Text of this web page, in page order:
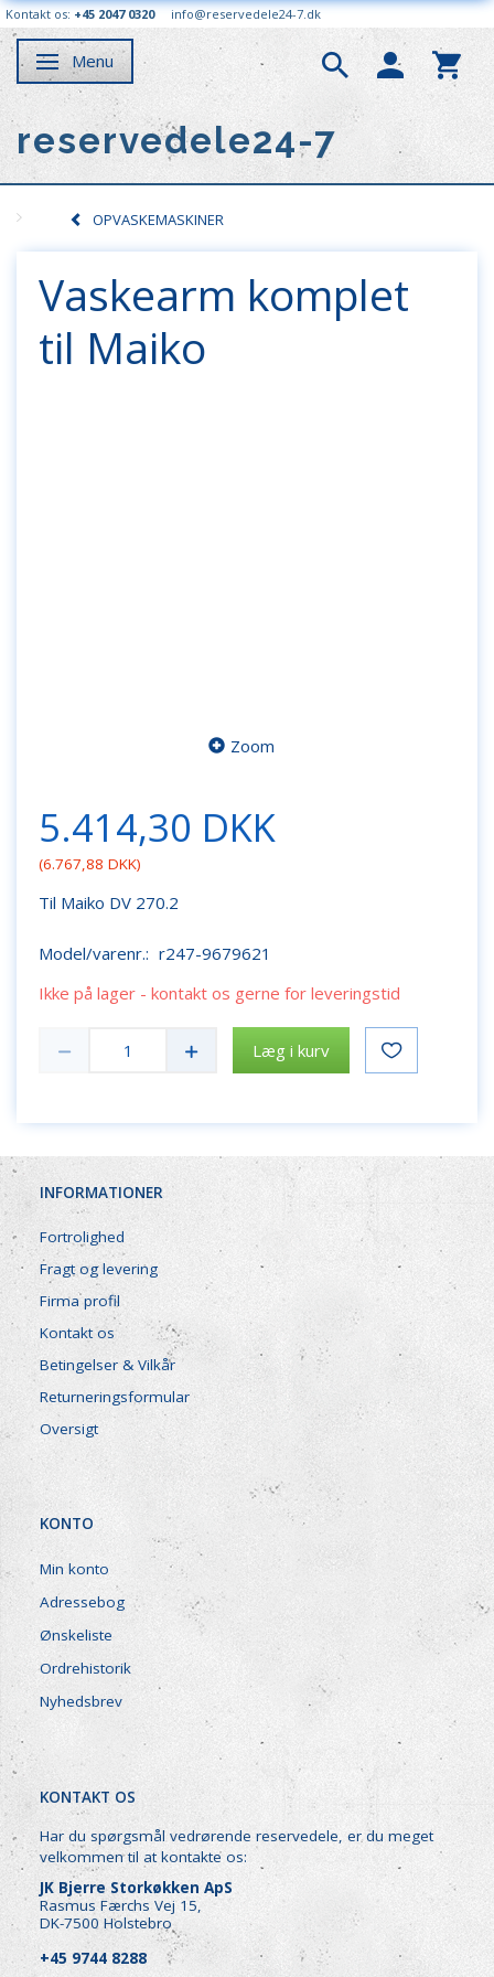
Kontakt os: +45 2047 0320 info@reservedele24-7.dk
Skifte navigation
Menu
reservedele24-7
OPVASKEMASKINER
Vaskearm komplet
til Maiko
Zoom
5.414,30 DKK
(6.767,88 DKK)
Til Maiko DV 270.2
Model/varenr.: r247-9679621
Ikke på lager - kontakt os gerne for leveringstid
Læg i kurv
INFORMATIONER
Fortrolighed
Fragt og levering
Firma profil
Kontakt os
Betingelser & Vilkår
Returneringsformular
Oversigt
KONTO
Min konto
Adressebog
Ønskeliste
Ordrehistorik
Nyhedsbrev
KONTAKT OS
Har du spørgsmål vedrørende reservedele, er du meget
velkommen til at kontakte os:
JK Bjerre Storkøkken ApS
Rasmus Færchs Vej 15,
DK-7500 Holstebro
+45 9744 8288